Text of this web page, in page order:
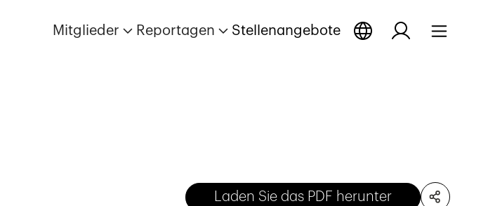
Mitglieder Reportagen Stellenangebote
Laden Sie das PDF herunter